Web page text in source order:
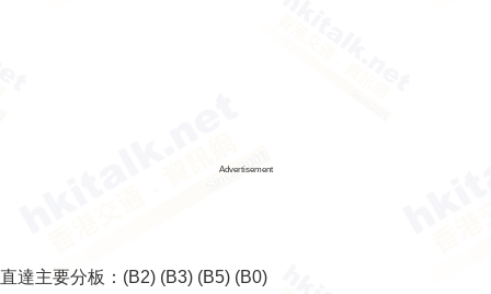
Advertisement
直達主要分板： (B2) (B3) (B5) (B0)